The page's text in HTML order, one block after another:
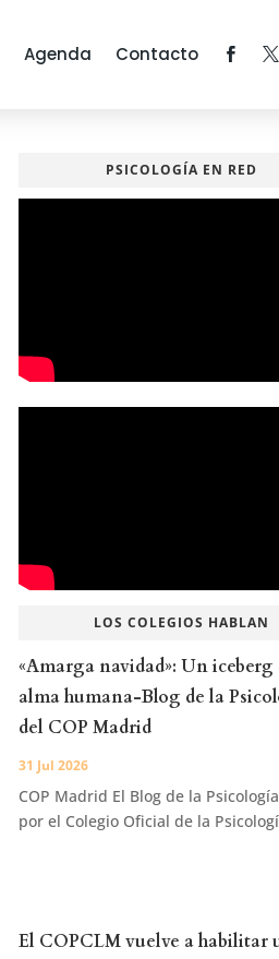
Agenda Contacto
PSICOLOGÍA EN RED
LOS COLEGIOS HABLAN
«Amarga navidad»: Un iceberg
alma humana-Blog de la
del COP Madrid
31 Jul 2026
COP Madrid El Blog de la
por el Colegio Oficial de la
El COPCLM vuelve a habilitar